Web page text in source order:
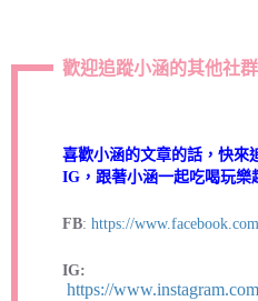
歡迎追蹤小涵的其他社
喜歡小涵的文章的話，快來
IG，跟著小涵一起吃喝玩樂
FB: https://
IG:
https://